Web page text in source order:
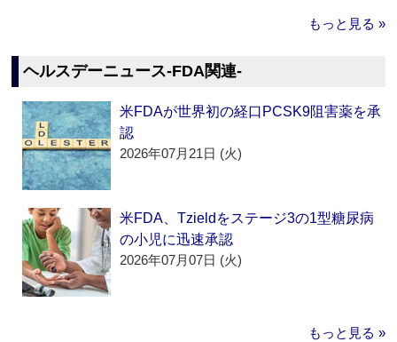
もっと見る »
ヘルスデーニュース‐FDA関連‐
米FDAが世界初の経口PCSK9阻害薬を承
認
2026年07月21日 (火)
米FDA、Tzieldをステージ3の1型糖尿病
の小児に迅速承認
2026年07月07日 (火)
もっと見る »